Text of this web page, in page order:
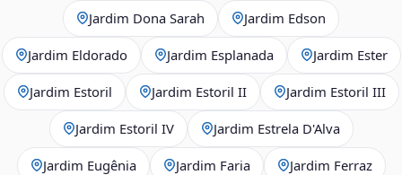
Jardim Dona Sarah Jardim Edson
Jardim Eldorado Jardim Esplanada Jardim Ester
Jardim Estoril Jardim Estoril II Jardim Estoril III
Jardim Estoril IV Jardim Estrela D'Alva
Jardim Eugênia Jardim Faria Jardim Ferraz